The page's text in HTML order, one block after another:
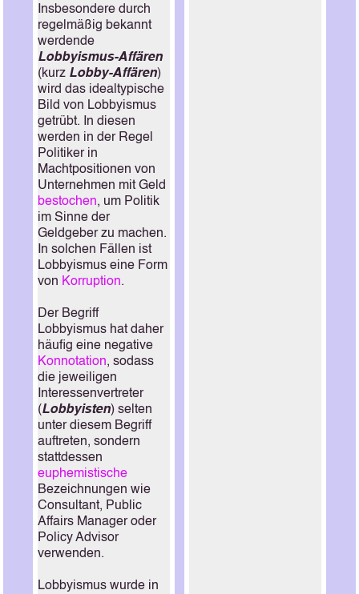
Insbesondere durch
regelmäßig bekannt
werdende
Lobbyismus-Affären
(kurz Lobby-Affären)
wird das idealtypische
Bild von Lobbyismus
getrübt. In diesen
werden in der Regel
Politiker in
Machtpositionen von
Unternehmen mit Geld
bestochen, um Politik
im Sinne der
Geldgeber zu machen.
In solchen Fällen ist
Lobbyismus eine Form
von Korruption.
Der Begriff
Lobbyismus hat daher
häufig eine negative
Konnotation, sodass
die jeweiligen
Interessenvertreter
(Lobbyisten) selten
unter diesem Begriff
auftreten, sondern
stattdessen
euphemistische
Bezeichnungen wie
Consultant, Public
Affairs Manager oder
Policy Advisor
verwenden.
Lobbyismus wurde in